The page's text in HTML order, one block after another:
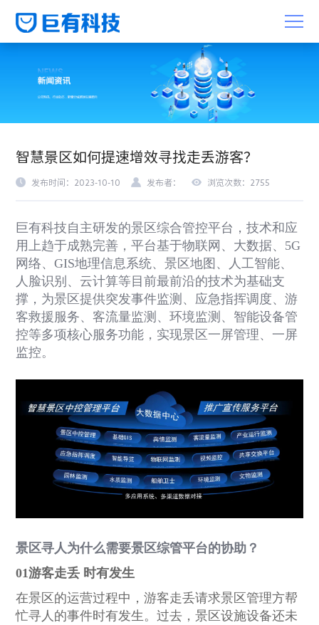
智慧景区如何提速增效寻找走丢游客？
发布时间：2023-10-10 发布者： 浏览次数：2755
巨有科技自主研发的景区综合管控平台，技术和应
用上趋于成熟完善，平台基于物联网、大数据、5G
网络、GIS地理信息系统、景区地图、人工智能、
人脸识别、云计算等目前最前沿的技术为基础支
撑，为景区提供突发事件监测、应急指挥调度、游
客救援服务、客流量监测、环境监测、智能设备管
控等多项核心服务功能，实现景区一屏管理、一屏
监控。
景区寻人为什么需要景区综管平台的协助？
01游客走丢 时有发生
在景区的运营过程中，游客走丢请求景区管理方帮
忙寻人的事件时有发生。过去，景区设施设备还未